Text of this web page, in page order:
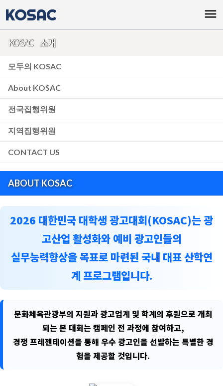
KOSAC menu
KOSAC 소개
모두의 KOSAC
About KOSAC
전국집행위원
지역집행위원
CONTACT US
ABOUT KOSAC
2026 대한민국 대학생 광고대회(KOSAC)는 광
고산업 활성화와 예비 광고인들의
실무능력향상을 목표로 마련된 국내 대표 산학연
계 프로그램입니다.
문화체육관광부의 지원과 광고업계 및 학계의 후원으로 개최
되는 본 대회는 캠페인 전 과정에 참여하고,
경쟁 프레젠테이션을 통해 우수 광고인을 선발하는 특별한 경
험을 제공할 것입니다.